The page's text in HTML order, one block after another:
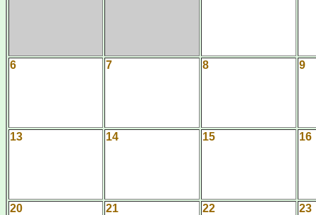
6 7 8 9
13 14 15 16
20 21 22 23